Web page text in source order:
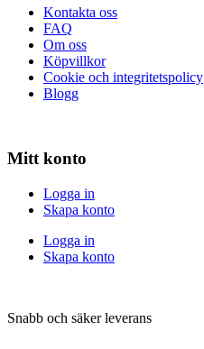
Kontakta oss
FAQ
Om oss
Köpvillkor
Cookie och integritetspolicy
Blogg
Mitt konto
Logga in
Skapa konto
Logga in
Skapa konto
Snabb och säker leverans